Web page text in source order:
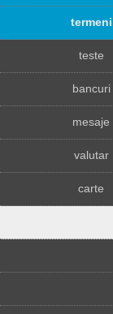
termeni
teste
bancuri
mesaje
valutar
carte